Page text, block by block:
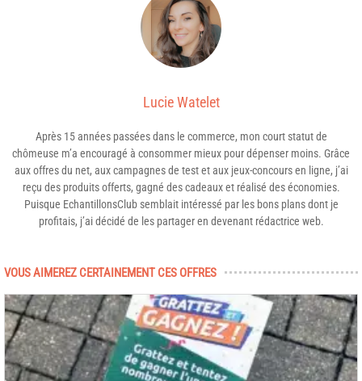
Lucie Watelet
Après 15 années passées dans le commerce, mon court statut de
chômeuse m’a encouragé à consommer mieux pour dépenser moins. Grâce
aux offres du net, aux campagnes de test et aux jeux-concours en ligne, j’ai
reçu des produits offerts, gagné des cadeaux et réalisé des économies.
Puisque EchantillonsClub semblait intéressé par les bons plans dont je
profitais, j’ai décidé de les partager en devenant rédactrice web.
VOUS AIMEREZ CERTAINEMENT CES OFFRES